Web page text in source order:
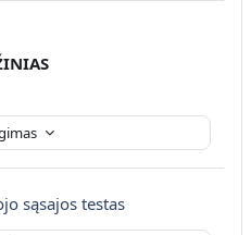
sąsajos testas